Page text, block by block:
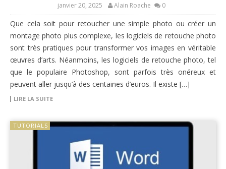
janvier 20, 2025 Alain Roache 0
Que cela soit pour retoucher une simple photo ou créer un
montage photo plus complexe, les logiciels de retouche photo
sont très pratiques pour transformer vos images en véritable
œuvres d’arts. Néanmoins, les logiciels de retouche photo, tel
que le populaire Photoshop, sont parfois très onéreux et
peuvent aller jusqu’à des centaines d’euros. Il existe […]
LIRE LA SUITE
TUTORIALS